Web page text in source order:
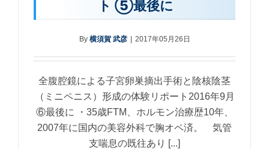
ト ⑤最後に
By 横須賀 武彦 | 2017年05月26日
全腹腔鏡による子宮卵巣摘出手術と陰核陰茎
（ミニペニス）形成の体験リポート2016年9月
⑥最後に ・35歳FTM、ホルモン治療歴10年、
2007年に国内の美容外科で胸オペ済。 気管
支喘息の既往あり [...]